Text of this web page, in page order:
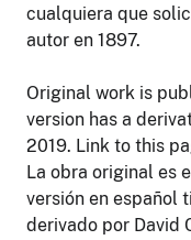
cualquiera que
autor en 1897.
Original work is
version has a
2019. Link to this
La obra original es
versión en español
derivado por David